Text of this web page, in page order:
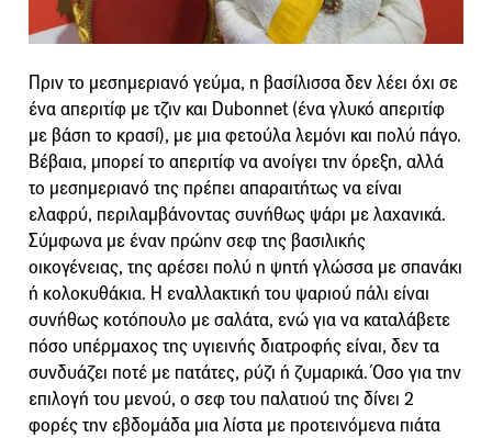
Πριν το μεσημεριανό γεύμα, η βασίλισσα δεν λέει όχι σε
ένα απεριτίφ με τζιν και Dubonnet (ένα γλυκό απεριτίφ
με βάση το κρασί), με μια φετούλα λεμόνι και πολύ πάγο.
Βέβαια, μπορεί το απεριτίφ να ανοίγει την όρεξη, αλλά
το μεσημεριανό της πρέπει απαραιτήτως να είναι
ελαφρύ, περιλαμβάνοντας συνήθως ψάρι με λαχανικά.
Σύμφωνα με έναν πρώην σεφ της βασιλικής
οικογένειας, της αρέσει πολύ η ψητή γλώσσα με σπανάκι
ή κολοκυθάκια. Η εναλλακτική του ψαριού πάλι είναι
συνήθως κοτόπουλο με σαλάτα, ενώ για να καταλάβετε
πόσο υπέρμαχος της υγιεινής διατροφής είναι, δεν τα
συνδυάζει ποτέ με πατάτες, ρύζι ή ζυμαρικά. Όσο για την
επιλογή του μενού, ο σεφ του παλατιού της δίνει 2
φορές την εβδομάδα μια λίστα με προτεινόμενα πιάτα